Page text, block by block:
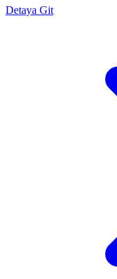
Detaya Git